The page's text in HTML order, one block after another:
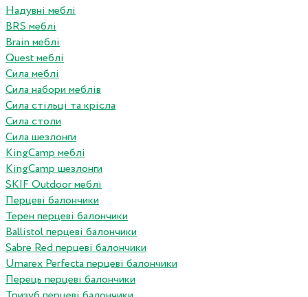
Надувні меблі
BRS меблі
Brain меблі
Quest меблі
Сила меблі
Сила набори меблів
Сила стільці та крісла
Сила столи
Сила шезлонги
KingCamp меблі
KingCamp шезлонги
SKIF Outdoor меблі
Перцеві балончики
Терен перцеві балончики
Ballistol перцеві балончики
Sabre Red перцеві балончики
Umarex Perfecta перцеві балончики
Перець перцеві балончики